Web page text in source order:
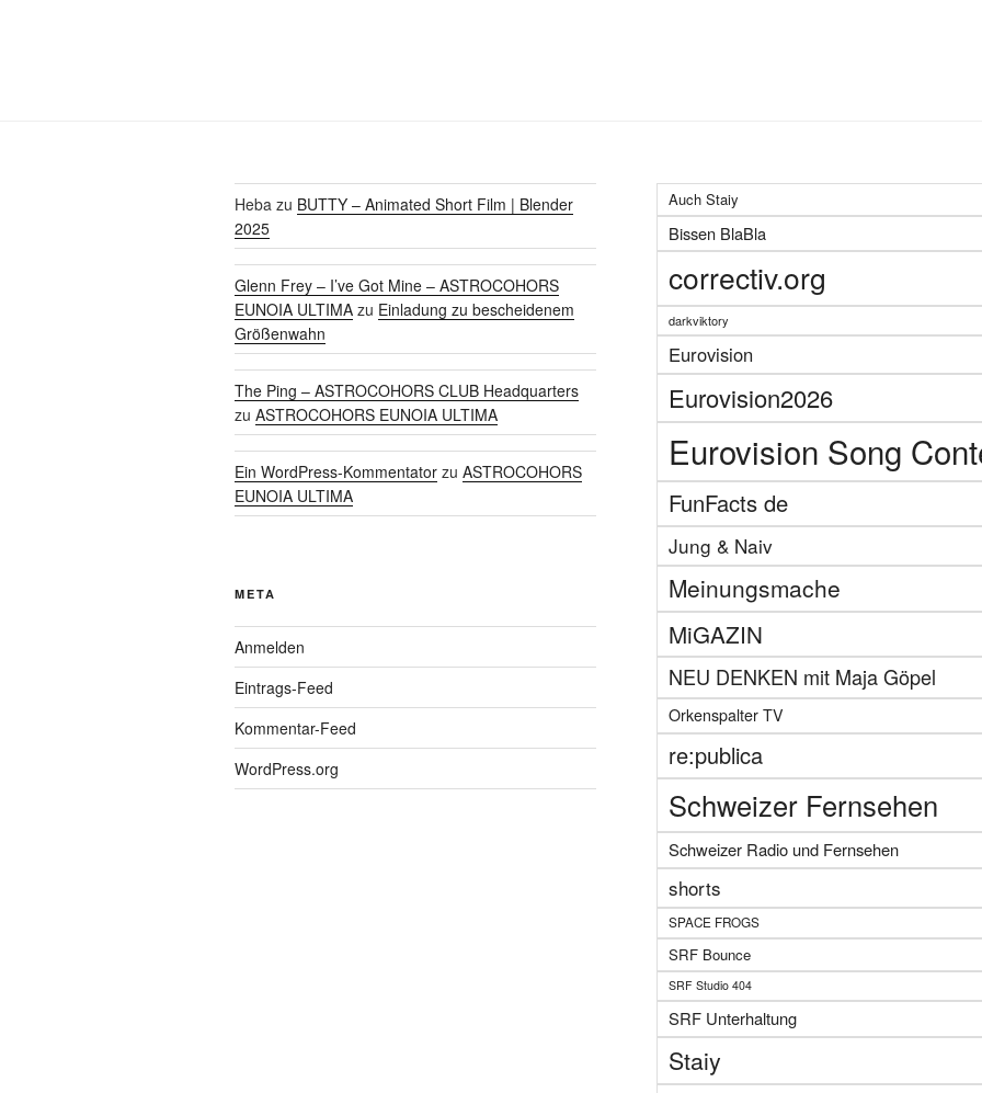
Heba zu BUTTY – Animated Short Film | Blender
2025
Glenn Frey – I’ve Got Mine – ASTROCOHORS
EUNOIA ULTIMA zu Einladung zu bescheidenem
Größenwahn
The Ping – ASTROCOHORS CLUB Headquarters
zu ASTROCOHORS EUNOIA ULTIMA
Ein WordPress-Kommentator zu ASTROCOHORS
EUNOIA ULTIMA
META
Anmelden
Eintrags-Feed
Kommentar-Feed
WordPress.org
Auch Staiy
Bissen BlaBla
correctiv.org
darkviktory
Eurovision
Eurovision2026
Eurovision Song
FunFacts de
Jung & Naiv
Meinungsmache
MiGAZIN
NEU DENKEN mit Maja Göpel
Orkenspalter TV
re:publica
Schweizer Fernsehen
Schweizer Radio und Fernsehen
shorts
SPACE FROGS
SRF Bounce
SRF Studio 404
SRF Unterhaltung
Staiy